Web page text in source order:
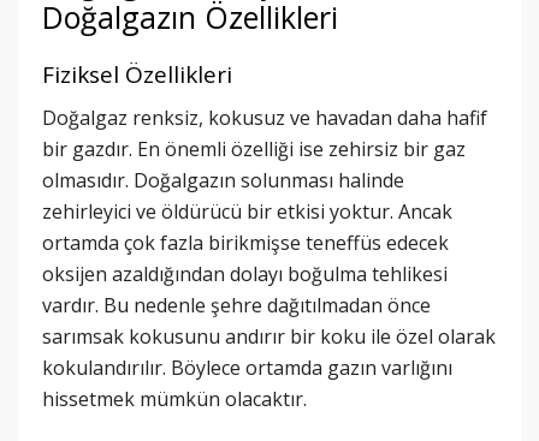
Doğalgazın Özellikleri
Fiziksel Özellikleri
Doğalgaz renksiz, kokusuz ve havadan daha hafif
bir gazdır. En önemli özelliği ise zehirsiz bir gaz
olmasıdır. Doğalgazın solunması halinde
zehirleyici ve öldürücü bir etkisi yoktur. Ancak
ortamda çok fazla birikmişse teneffüs edecek
oksijen azaldığından dolayı boğulma tehlikesi
vardır. Bu nedenle şehre dağıtılmadan önce
sarımsak kokusunu andırır bir koku ile özel olarak
kokulandırılır. Böylece ortamda gazın varlığını
hissetmek mümkün olacaktır.